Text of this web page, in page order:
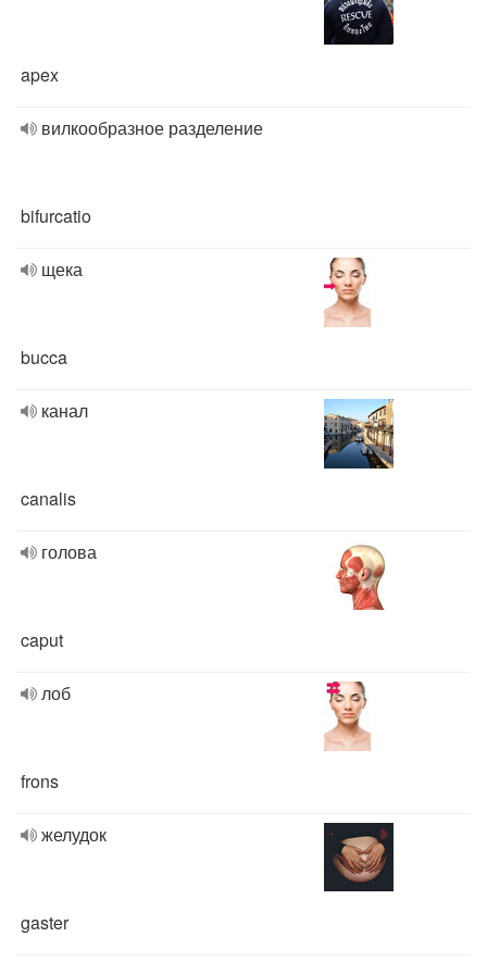
apex
вилкообразное разделение
bifurcatio
щека
bucca
канал
canalis
голова
caput
лоб
frons
желудок
gaster